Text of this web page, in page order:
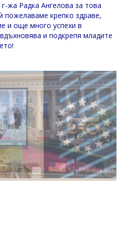
жа Радка Ангелова за това
пожелаваме крепко здраве,
и още много успехи в
и подкрепя младите